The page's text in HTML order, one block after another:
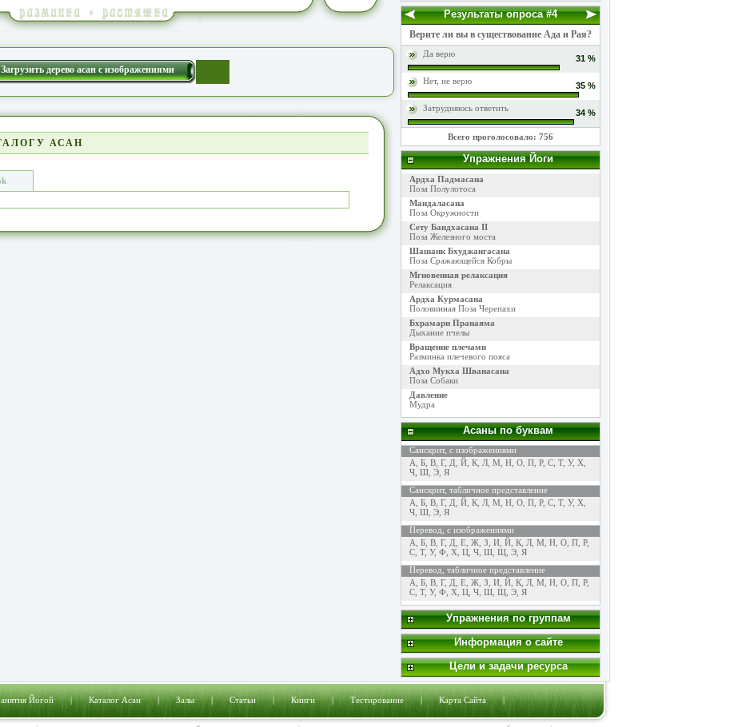
Загрузить дерево асан с изображениями
АСАН
Результаты опроса #4
Верите ли вы в существование Ада и Рая?
Да верю 31 %
Нет, не верю 35 %
Затрудняюсь ответить 34 %
Всего проголосовало: 756
Упражнения Йоги
Ардха Падмасана
Поза Полулотоса
Мандаласана
Поза Окружности
Сету Бандхасана II
Поза Железного моста
Шашанк Бхуджангасана
Поза Сражающейся Кобры
Мгновенная релаксация
Релаксация
Ардха Курмасана
Половинная Поза Черепахи
Бхрамари Пранаяма
Дыхание пчелы
Вращение плечами
Разминка плечевого пояса
Адхо Мукха Шванасана
Поза Собаки
Давление
Мудра
Асаны по буквам
Санскрит, с изображениями
А Б, В, Г, Д Й, К, Л, М Н, О, П, Р, С, Т, У, Х
Ч, Ш, Э, Я
Санскрит, табличное представление
А Б, В, Г, Д Й, К, Л, М Н, О, П, Р, С, Т, У, Х
Ч, Ш, Э, Я
Перевод, с изображениями
А Б, В, Г, Д Е Ж, З И, Й, К, Л, М Н, О, П, Р,
С, Т, У, Ф Х Ц, Ч, Ш, Щ, Э, Я
Перевод, табличное представление
А Б, В, Г, Д Е Ж, З И, Й, К, Л, М Н, О, П, Р,
С, Т, У, Ф Х Ц, Ч, Ш, Щ, Э, Я
Упражнения по группам
Информация о сайте
Цели и задачи ресурса
Йогой|Каталог Асан|Залы|Статьи|Книги|Тестирование|Карта Сайта|